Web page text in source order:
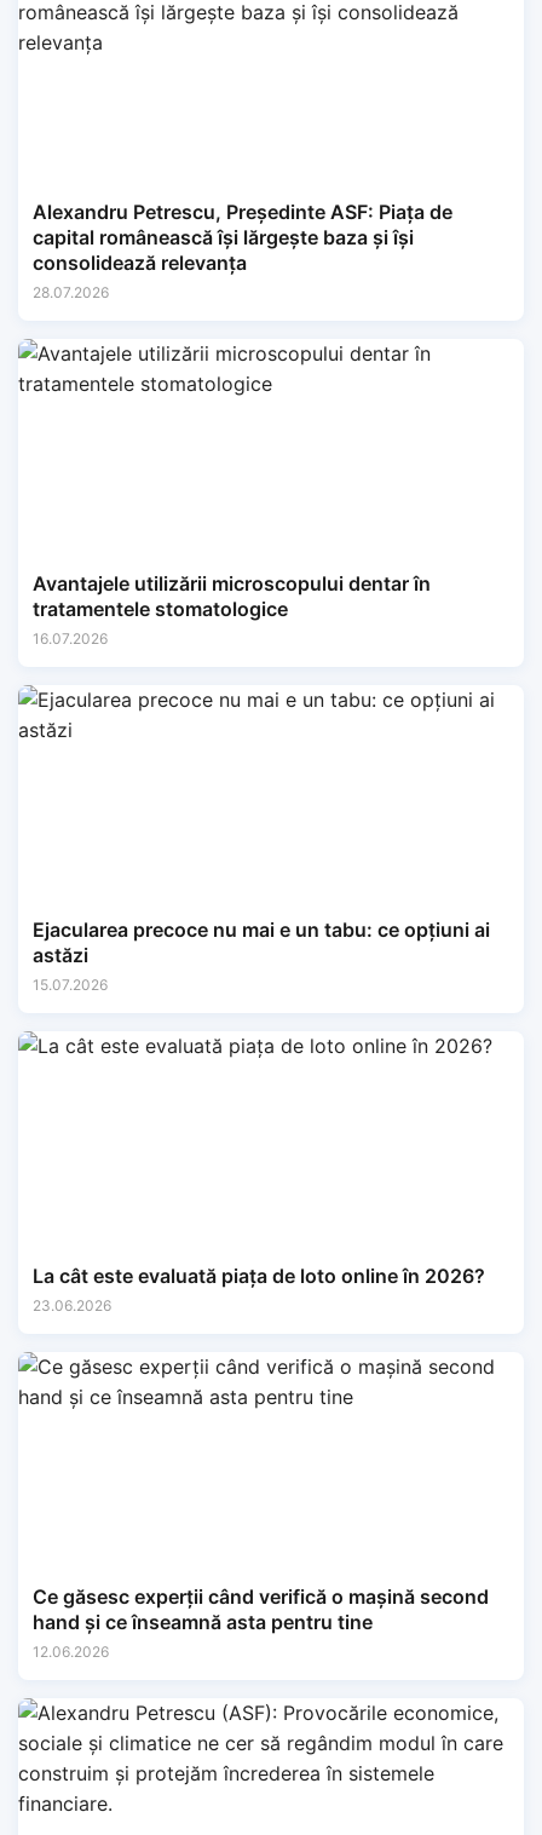
Alexandru Petrescu, Președinte ASF: Piața de
capital românească își lărgește baza și își
consolidează relevanța
28.07.2026
Avantajele utilizării microscopului dentar în
tratamentele stomatologice
16.07.2026
Ejacularea precoce nu mai e un tabu: ce opțiuni ai
astăzi
15.07.2026
La cât este evaluată piața de loto online în 2026?
23.06.2026
Ce găsesc experții când verifică o mașină second
hand și ce înseamnă asta pentru tine
12.06.2026